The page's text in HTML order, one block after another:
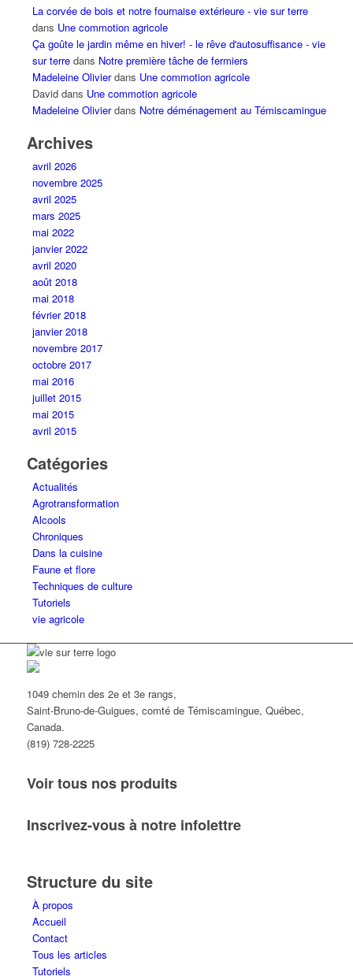
La corvée de bois et notre fournaise extérieure - vie sur terre
dans Une commotion agricole
Ça goûte le jardin même en hiver! - le rêve d'autosuffisance - vie
sur terredans Notre première tâche de fermiers
Madeleine Olivierdans Une commotion agricole
Daviddans Une commotion agricole
Madeleine Olivierdans Notre déménagement au Témiscamingue
Archives
avril 2026
novembre 2025
avril 2025
mars 2025
mai 2022
janvier 2022
avril 2020
août 2018
mai 2018
février 2018
janvier 2018
novembre 2017
octobre 2017
mai 2016
juillet 2015
mai 2015
avril 2015
Catégories
Actualités
Agrotransformation
Alcools
Chroniques
Dans la cuisine
Faune et flore
Techniques de culture
Tutoriels
vie agricole
1049 chemin des 2e et 3e rangs,
Saint-Bruno-de-Guigues, comté de Témiscamingue, Québec,
Canada.
(819) 728-2225
Voir tous nos produits
Inscrivez-vous à notre infolettre
Structure du site
À propos
Accueil
Contact
Tous les articles
Tutoriels